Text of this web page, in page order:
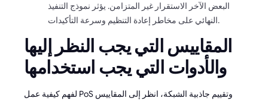
البعض الآخر الاستقرار غير المتزامن. يؤثر نموذج التنفيذ
النهائي على مخاطر إعادة التنظيم وسرعة التأكيدات.
المقاييس التي يجب النظر إليها
والأدوات التي يجب استخدامها
لفهم كيفية عمل PoS وتقييم جاذبية الشبكة، انظر إلى المقاييس